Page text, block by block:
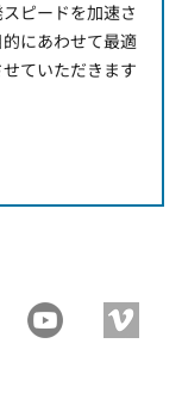
ピードを加速さ
にあわせて最適
ていただきます